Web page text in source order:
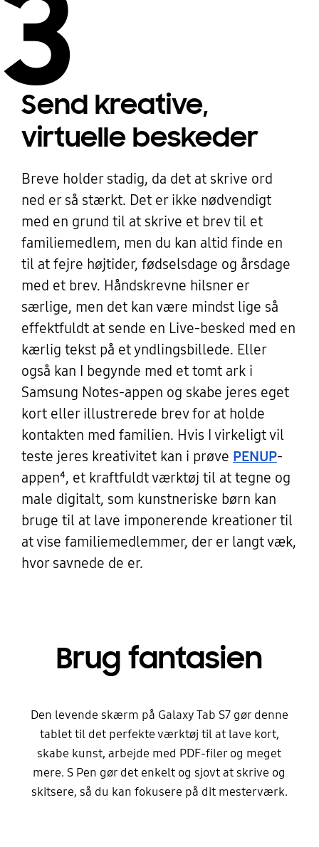
3
Send kreative,
virtuelle beskeder
Breve holder stadig, da det at skrive ord
ned er så stærkt. Det er ikke nødvendigt
med en grund til at skrive et brev til et
familiemedlem, men du kan altid finde en
til at fejre højtider, fødselsdage og årsdage
med et brev. Håndskrevne hilsner er
særlige, men det kan være mindst lige så
effektfuldt at sende en Live-besked med en
kærlig tekst på et yndlingsbillede. Eller
også kan I begynde med et tomt ark i
Samsung Notes-appen og skabe jeres eget
kort eller illustrerede brev for at holde
kontakten med familien. Hvis I virkeligt vil
teste jeres kreativitet kan i prøve PENUP-
appen⁴, et kraftfuldt værktøj til at tegne og
male digitalt, som kunstneriske børn kan
bruge til at lave imponerende kreationer til
at vise familiemedlemmer, der er langt væk,
hvor savnede de er.
Brug fantasien
Den levende skærm på Galaxy Tab S7 gør denne
tablet til det perfekte værktøj til at lave kort,
skabe kunst, arbejde med PDF-filer og meget
mere. S Pen gør det enkelt og sjovt at skrive og
skitsere, så du kan fokusere på dit mesterværk.